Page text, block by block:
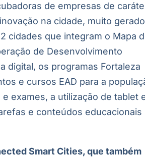
de empresas de
na cidade, muito
cidades que integram o Mapa
de Desenvolvimento
digital, os programas Fortaleza
e cursos EAD para a
exames, a utilização de tablet
e conteúdos educacionais
Smart Cities, que também